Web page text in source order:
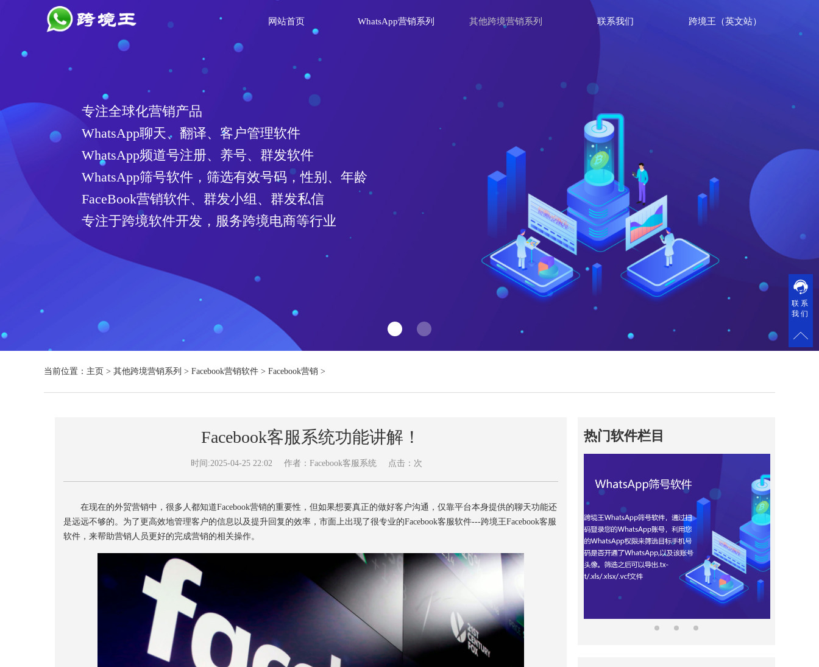
网站首页 WhatsApp营销系列 其他跨境营销系列 联系我们 跨境王（英文站）
专注全球化营销产品
WhatsApp聊天、翻译、客户管理软件
WhatsApp频道号注册、养号、群发软件
WhatsApp筛号软件，筛选有效号码，性别、年龄
FaceBook营销软件、群发小组、群发私信
专注于跨境软件开发，服务跨境电商等行业
当前位置： 主页 > 其他跨境营销系列 > Facebook营销软件 > Facebook营销 >
Facebook客服系统功能讲解！
时间:2025-04-25 22:02 作者：Facebook客服系统 点击： 次
在现在的外贸营销中，很多人都知道Facebook营销的重要性，但如果想要真正的做好客户沟通，仅靠平台本身提供的聊天功能还
是远远不够的。为了更高效地管理客户的信息以及提升回复的效率，市面上出现了很专业的Facebook客服软件---跨境王Facebook客服
软件，来帮助营销人员更好的完成营销的相关操作。
热门软件栏目
联系
我们